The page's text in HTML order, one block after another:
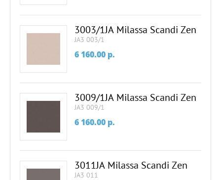
3003/1JA Milassa Scandi Zen
JA3 003/1
6 160.00 p.
3009/1JA Milassa Scandi Zen
JA3 009/1
6 160.00 p.
3011JA Milassa Scandi Zen
JA3 011